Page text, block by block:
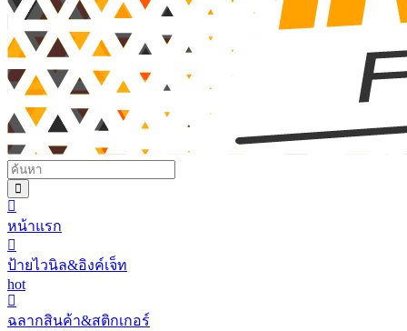
หน้าแรก
ป้ายไวนิล&อิงค์เจ็ท
hot
ฉลากสินค้า&สติกเกอร์